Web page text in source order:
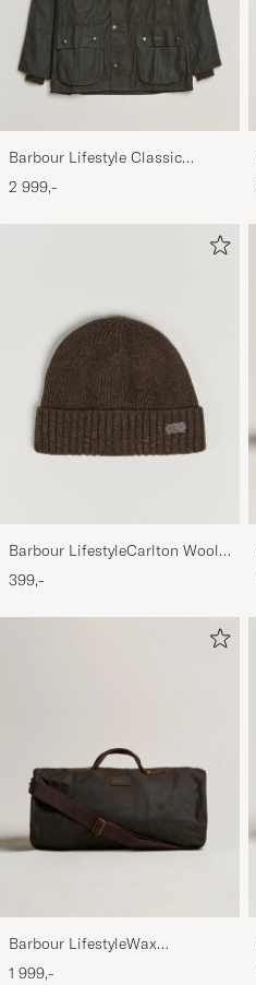
Barbour Lifestyle Classic
Bedale Jacket Olive
2 999,-
Barbour LifestyleCarlton Wool
BeanieMid Brown
399,-
Barbour LifestyleWax
HoldallOlive
1 999,-